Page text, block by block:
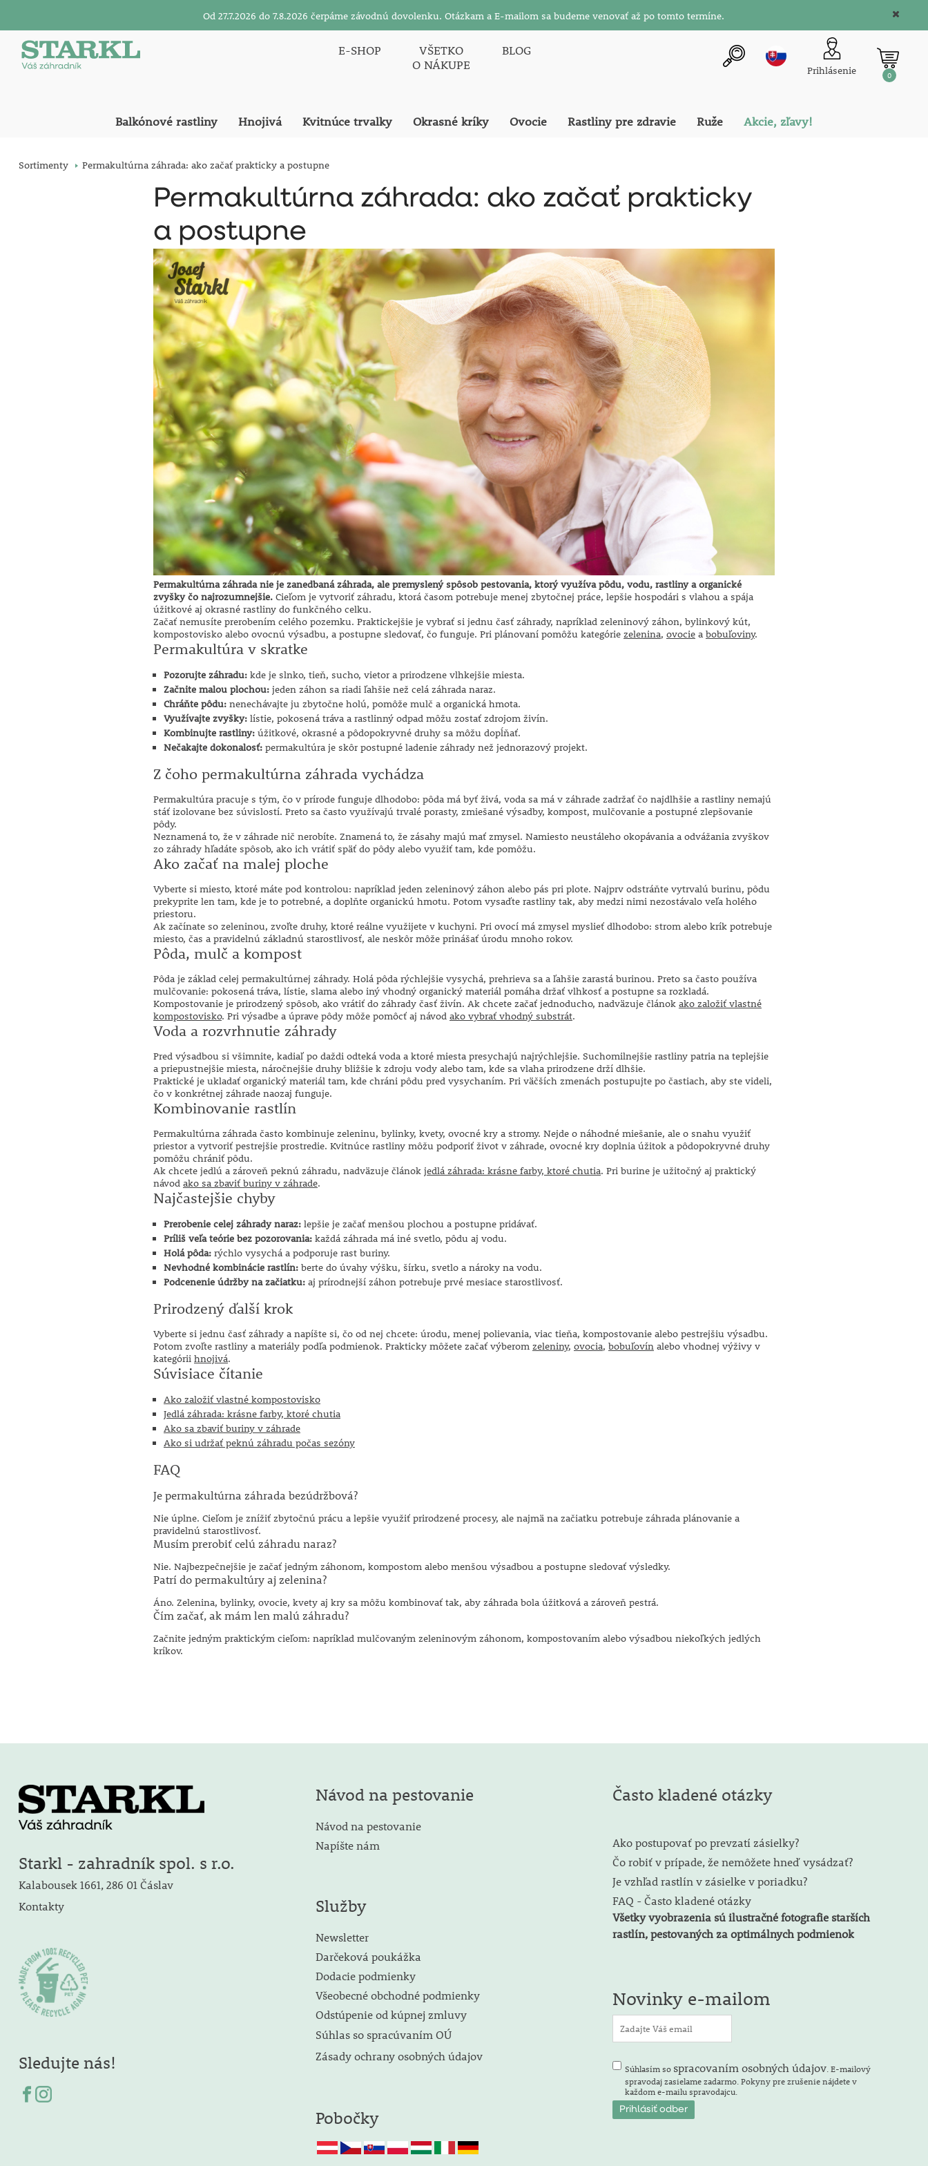
Od 27.7.2026 do 7.8.2026 čerpáme závodnú dovolenku. Otázkam a E-mailom sa budeme venovať až po tomto termíne.
E-SHOP
VŠETKO
O NÁKUPE
BLOG
Prihlásenie 0
Balkónové rastliny Hnojivá Kvitnúce trvalky Okrasné kríky Ovocie Rastliny pre zdravie Ruže Akcie, zľavy!
Sortimenty Permakultúrna záhrada: ako začať prakticky a postupne
Permakultúrna záhrada: ako začať prakticky
a postupne
Permakultúrna záhrada nie je zanedbaná záhrada, ale premyslený spôsob pestovania, ktorý využíva pôdu, vodu, rastliny a organické
zvyšky čo najrozumnejšie.Cieľom je vytvoriť záhradu, ktorá časom potrebuje menej zbytočnej práce, lepšie hospodári s vlahou a spája
úžitkové aj okrasné rastliny do funkčného celku.
Začať nemusíte prerobením celého pozemku. Praktickejšie je vybrať si jednu časť záhrady, napríklad zeleninový záhon, bylinkový kút,
kompostovisko alebo ovocnú výsadbu, a postupne sledovať, čo funguje. Pri plánovaní pomôžu kategórie zelenina, ovociea bobuľoviny.
Permakultúra v skratke
Pozorujte záhradu:kde je slnko, tieň, sucho, vietor a prirodzene vlhkejšie miesta.
Začnite malou plochou:jeden záhon sa riadi ľahšie než celá záhrada naraz.
Chráňte pôdu:nenechávajte ju zbytočne holú, pomôže mulč a organická hmota.
Využívajte zvyšky:lístie, pokosená tráva a rastlinný odpad môžu zostať zdrojom živín.
Kombinujte rastliny:úžitkové, okrasné a pôdopokryvné druhy sa môžu dopĺňať.
Nečakajte dokonalosť:permakultúra je skôr postupné ladenie záhrady než jednorazový projekt.
Z čoho permakultúrna záhrada vychádza
Permakultúra pracuje s tým, čo v prírode funguje dlhodobo: pôda má byť živá, voda sa má v záhrade zadržať čo najdlhšie a rastliny nemajú
stáť izolovane bez súvislostí. Preto sa často využívajú trvalé porasty, zmiešané výsadby, kompost, mulčovanie a postupné zlepšovanie
pôdy.
Neznamená to, že v záhrade nič nerobíte. Znamená to, že zásahy majú mať zmysel. Namiesto neustáleho okopávania a odvážania zvyškov
zo záhrady hľadáte spôsob, ako ich vrátiť späť do pôdy alebo využiť tam, kde pomôžu.
Ako začať na malej ploche
Vyberte si miesto, ktoré máte pod kontrolou: napríklad jeden zeleninový záhon alebo pás pri plote. Najprv odstráňte vytrvalú burinu, pôdu
prekyprite len tam, kde je to potrebné, a doplňte organickú hmotu. Potom vysaďte rastliny tak, aby medzi nimi nezostávalo veľa holého
priestoru.
Ak začínate so zeleninou, zvoľte druhy, ktoré reálne využijete v kuchyni. Pri ovocí má zmysel myslieť dlhodobo: strom alebo krík potrebuje
miesto, čas a pravidelnú základnú starostlivosť, ale neskôr môže prinášať úrodu mnoho rokov.
Pôda, mulč a kompost
Pôda je základ celej permakultúrnej záhrady. Holá pôda rýchlejšie vysychá, prehrieva sa a ľahšie zarastá burinou. Preto sa často používa
mulčovanie: pokosená tráva, lístie, slama alebo iný vhodný organický materiál pomáha držať vlhkosť a postupne sa rozkladá.
Kompostovanie je prirodzený spôsob, ako vrátiť do záhrady časť živín. Ak chcete začať jednoducho, nadväzuje článok ako založiť vlastné
kompostovisko. Pri výsadbe a úprave pôdy môže pomôcť aj návod ako vybrať vhodný substrát.
Voda a rozvrhnutie záhrady
Pred výsadbou si všimnite, kadiaľ po daždi odteká voda a ktoré miesta presychajú najrýchlejšie. Suchomilnejšie rastliny patria na teplejšie
a priepustnejšie miesta, náročnejšie druhy bližšie k zdroju vody alebo tam, kde sa vlaha prirodzene drží dlhšie.
Praktické je ukladať organický materiál tam, kde chráni pôdu pred vysychaním. Pri väčších zmenách postupujte po častiach, aby ste videli,
čo v konkrétnej záhrade naozaj funguje.
Kombinovanie rastlín
Permakultúrna záhrada často kombinuje zeleninu, bylinky, kvety, ovocné kry a stromy. Nejde o náhodné miešanie, ale o snahu využiť
priestor a vytvoriť pestrejšie prostredie. Kvitnúce rastliny môžu podporiť život v záhrade, ovocné kry doplnia úžitok a pôdopokryvné druhy
pomôžu chrániť pôdu.
Ak chcete jedlú a zároveň peknú záhradu, nadväzuje článok jedlá záhrada: krásne farby, ktoré chutia. Pri burine je užitočný aj praktický
návod ako sa zbaviť buriny v záhrade.
Najčastejšie chyby
Prerobenie celej záhrady naraz:lepšie je začať menšou plochou a postupne pridávať.
Príliš veľa teórie bez pozorovania:každá záhrada má iné svetlo, pôdu aj vodu.
Holá pôda:rýchlo vysychá a podporuje rast buriny.
Nevhodné kombinácie rastlín:berte do úvahy výšku, šírku, svetlo a nároky na vodu.
Podcenenie údržby na začiatku:aj prírodnejší záhon potrebuje prvé mesiace starostlivosť.
Prirodzený ďalší krok
Vyberte si jednu časť záhrady a napíšte si, čo od nej chcete: úrodu, menej polievania, viac tieňa, kompostovanie alebo pestrejšiu výsadbu.
Potom zvoľte rastliny a materiály podľa podmienok. Prakticky môžete začať výberom zeleniny, ovocia, bobuľovín alebo vhodnej výživy v
kategórii hnojivá.
Súvisiace čítanie
Ako založiť vlastné kompostovisko
Jedlá záhrada: krásne farby, ktoré chutia
Ako sa zbaviť buriny v záhrade
Ako si udržať peknú záhradu počas sezóny
FAQ
Je permakultúrna záhrada bezúdržbová?
Nie úplne. Cieľom je znížiť zbytočnú prácu a lepšie využiť prirodzené procesy, ale najmä na začiatku potrebuje záhrada plánovanie a
pravidelnú starostlivosť.
Musím prerobiť celú záhradu naraz?
Nie. Najbezpečnejšie je začať jedným záhonom, kompostom alebo menšou výsadbou a postupne sledovať výsledky.
Patrí do permakultúry aj zelenina?
Áno. Zelenina, bylinky, ovocie, kvety aj kry sa môžu kombinovať tak, aby záhrada bola úžitková a zároveň pestrá.
Čím začať, ak mám len malú záhradu?
Začnite jedným praktickým cieľom: napríklad mulčovaným zeleninovým záhonom, kompostovaním alebo výsadbou niekoľkých jedlých
kríkov.
Starkl - zahradník spol. s r.o.
Kalabousek 1661, 286 01 Čáslav
Kontakty
Sledujte nás!
Návod na pestovanie
Návod na pestovanie
Napíšte nám
Služby
Newsletter
Darčeková poukážka
Dodacie podmienky
Všeobecné obchodné podmienky
Odstúpenie od kúpnej zmluvy
Súhlas so spracúvaním OÚ
Zásady ochrany osobných údajov
Pobočky
Často kladené otázky
Ako postupovať po prevzatí zásielky?
Čo robiť v prípade, že nemôžete hneď vysádzať?
Je vzhľad rastlín v zásielke v poriadku?
FAQ - Často kladené otázky
Všetky vyobrazenia sú ilustračné fotografie starších
rastlín, pestovaných za optimálnych podmienok
Novinky e-mailom
Súhlasím so spracovaním osobných údajov . E-mailový
spravodaj zasielame zadarmo. Pokyny pre zrušenie nájdete v
každom e-mailu spravodajcu.